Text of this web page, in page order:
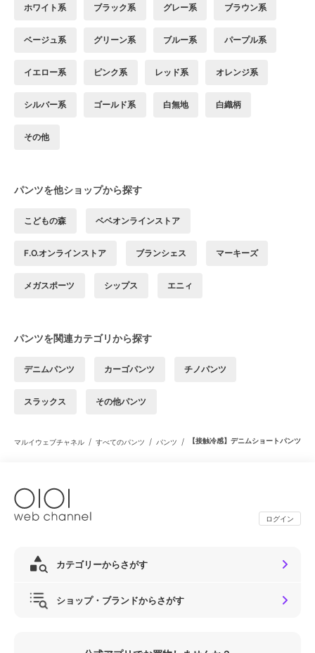
ホワイト系 ブラック系 グレー系 ブラウン系
ベージュ系 グリーン系 ブルー系 パープル系
イエロー系 ピンク系 レッド系 オレンジ系
シルバー系 ゴールド系 白無地 白織柄
その他
パンツを他ショップから探す
こどもの森 ベベオンラインストア
F.O.オンラインストア ブランシェス マーキーズ
メガスポーツ シップス エニィ
パンツを関連カテゴリから探す
デニムパンツ カーゴパンツ チノパンツ
スラックス その他パンツ
マルイウェブチャネル / すべてのパンツ / パンツ / 【接触冷感】デニムショートパンツ
ログイン
カテゴリーからさがす
ショップ・ブランドからさがす